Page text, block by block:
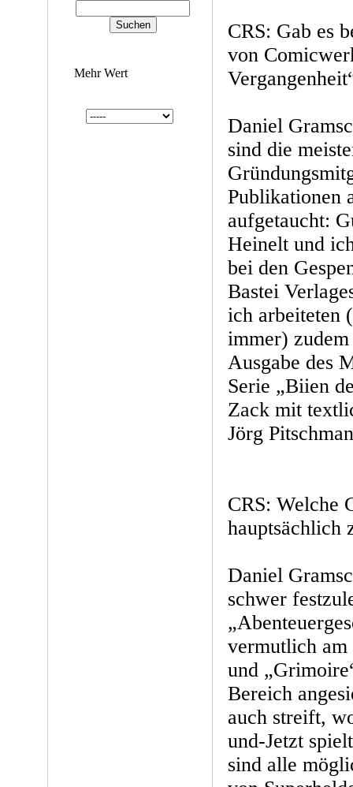
Mehr Wert
CRS: Gab es
von
Daniel
sind die
Publikationen
aufgetaucht:
Heinelt und
bei den
Bastei
ich arbeiteten
immer)
Ausgabe des
Serie „Biien
Zack mit
Jörg
CRS: Welche
hauptsächlich
Daniel
schwer
vermutlich am
und
Bereich
auch streift,
und-Jetzt
sind alle